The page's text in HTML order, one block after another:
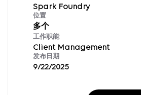
Spark Foundry
位置
多个
工作职能
Client Management
发布日期
9/22/2025